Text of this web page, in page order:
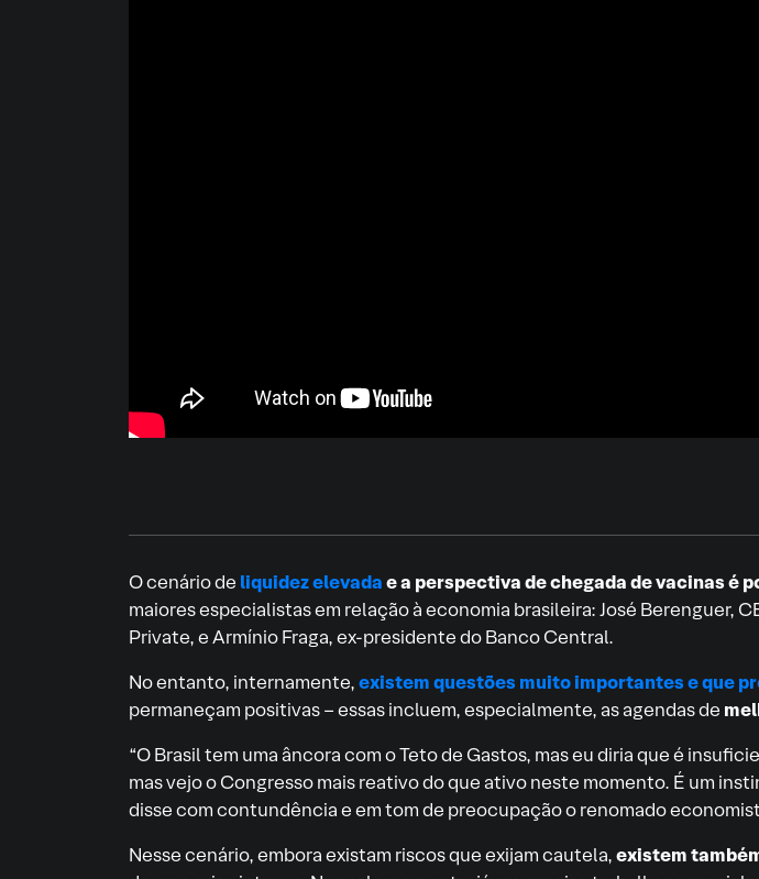
O cenário de liquidez elevadae a perspectiva de chegada de vacinas é
maiores especialistas em relação à economia brasileira: José Berenguer,
Private, e Armínio Fraga, ex-presidente do Banco Central.
No entanto, internamente,existem questões muito importantes e que
permaneçam positivas – essas incluem, especialmente, as agendas de
“O Brasil tem uma âncora com o Teto de Gastos, mas eu diria que é
mas vejo o Congresso mais reativo do que ativo neste momento. É um
disse com contundência e em tom de preocupação o renomado
Nesse cenário, embora existam riscos que exijam cautela,existem